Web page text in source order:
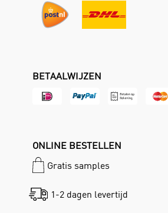
BETAALWIJZEN
ONLINE BESTELLEN
Gratis samples
1-2 dagen levertijd